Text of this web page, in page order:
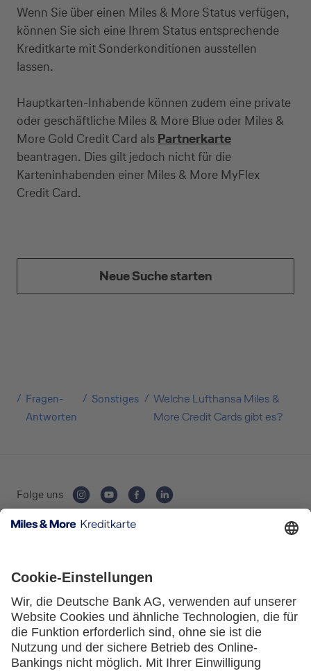
Wenn Sie über einen Miles & More Status verfügen,
können Sie sich eine Ihrem Status entsprechende
Kreditkarte mit Sonderkonditionen ausstellen
lassen.
Hauptkarten-Inhabende können zudem eine private
oder geschäftliche Miles & More Blue oder Miles &
More Gold Credit Card als Partnerkarte
beantragen. Dies gilt jedoch nicht für die
Karteninhabenden einer Miles & More MyFlex
Credit Card.
Neue Suche starten
Fragen-
Antworten
Sonstiges
Welche Lufthansa Miles &
More Credit Cards gibt es?
Folge uns
Service
Kreditkarte beantragen
Suchen Sie eine Kreditkarte für die private oder
Kreditkarten für Ihr Unternehmen beantragen?
Über die Auswahl gelangen Sie direkt in den
gewünschten Antrag.
Private Nutzung
Geschäftliche Nutzung
Unternehmen